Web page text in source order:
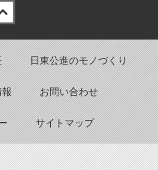
日東公進のモノづくり
報 お問い合わせ
サイトマップ
Back to top